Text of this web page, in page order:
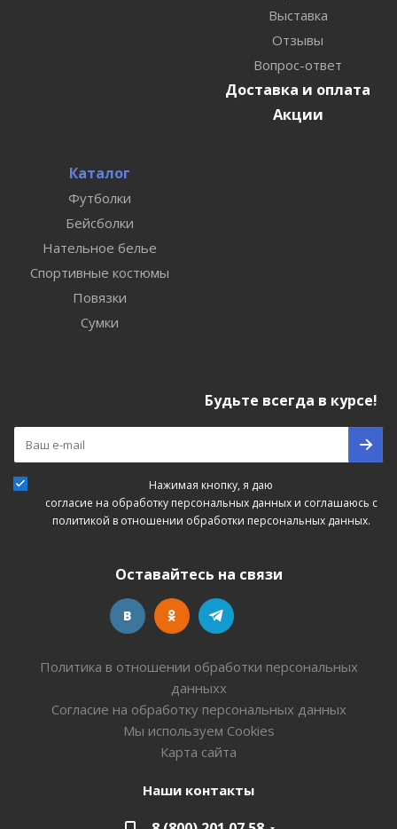
Выставка
Отзывы
Вопрос-ответ
Доставка и оплата
Акции
Каталог
Футболки
Бейсболки
Нательное белье
Спортивные костюмы
Повязки
Сумки
Будьте всегда в курсе!
Нажимая кнопку, я даю
согласие на обработку персональных данныхи соглашаюсь с
политикой в отношении обработки персональных данных.
Оставайтесь на связи
Политика в отношении обработки персональных
данныхх
Согласие на обработку персональных данных
Мы используем Cookies
Карта сайта
Наши контакты